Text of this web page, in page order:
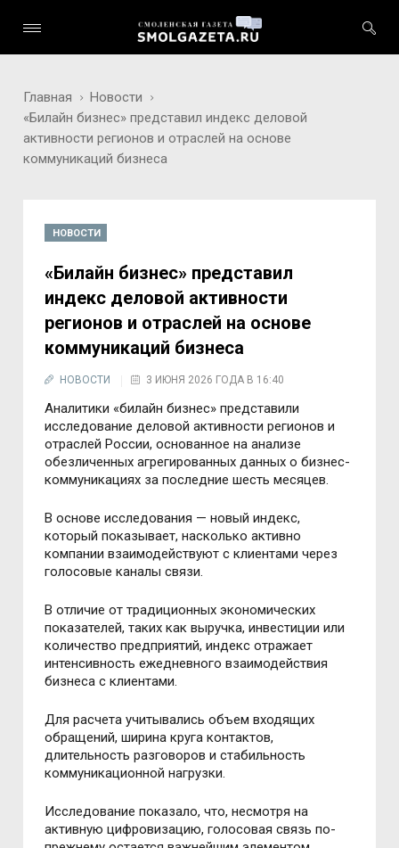
Главная
Новости
«Билайн бизнес» представил индекс деловой
активности регионов и отраслей на основе
коммуникаций бизнеса
НОВОСТИ
«Билайн бизнес» представил
индекс деловой активности
регионов и отраслей на основе
коммуникаций бизнеса
НОВОСТИ 3 ИЮНЯ 2026 ГОДА В 16:40
Аналитики «билайн бизнес» представили
исследование деловой активности регионов и
отраслей России, основанное на анализе
обезличенных агрегированных данных о бизнес-
коммуникациях за последние шесть месяцев.
В основе исследования — новый индекс,
который показывает, насколько активно
компании взаимодействуют с клиентами через
голосовые каналы связи.
В отличие от традиционных экономических
показателей, таких как выручка, инвестиции или
количество предприятий, индекс отражает
интенсивность ежедневного взаимодействия
бизнеса с клиентами.
Для расчета учитывались объем входящих
обращений, ширина круга контактов,
длительность разговоров и стабильность
коммуникационной нагрузки.
Исследование показало, что, несмотря на
активную цифровизацию, голосовая связь по-